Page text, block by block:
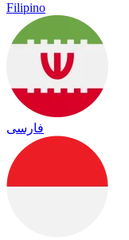
Filipino
فارسی